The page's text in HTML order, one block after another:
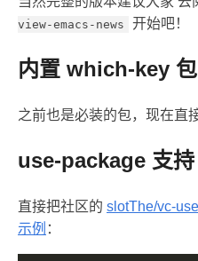
view-emacs-news
开始吧！
内置 which-key 包
之前也是必装的包，现在直
use-package 支
直接把社区的 slotThe/vc-
示例 ：